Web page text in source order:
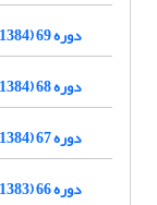
دوره 69 (1384)
دوره 68 (1384)
دوره 67 (1384)
دوره 66 (1383)